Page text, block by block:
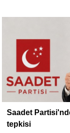
Saadet
tepkisi